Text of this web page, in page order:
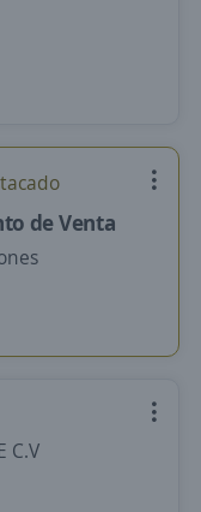
de Venta
C.V